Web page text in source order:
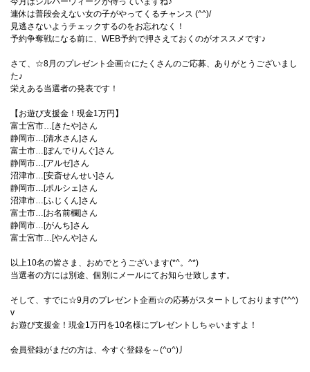
連休は普段会えない女の子がやってくるチャンス (^^)/
見逃さないようチェックするのをお忘れなく！
予約争奪戦になる前に、WEB予約で押さえておくのがオススメです♪
さて、☆8月のプレゼント企画☆にたくさんのご応募、ありがとうございまし
た♪
栄えある当選者の発表です！
【お遊び支援金！現金1万円】
富士宮市…[きたや]さん
静岡市…[清水さん]さん
富士市…[ぽんでりんぐ]さん
静岡市…[アルゼ]さん
沼津市…[安斎せんせい]さん
静岡市…[ポルシェ]さん
沼津市…[ふじくん]さん
富士市…[お名前欄]さん
静岡市…[がんち]さん
富士宮市…[やんや]さん
以上10名の皆さま、おめでとうございます(*^。^*)
当選者の方には別途、個別にメールにてお知らせ致します。
そして、すでに☆9月のプレゼント企画☆の応募がスタートしております(*^^)
v
お遊び支援金！現金1万円を10名様にプレゼントしちゃいますよ！
会員登録がまだの方は、今すぐ登録を～(^o^)丿